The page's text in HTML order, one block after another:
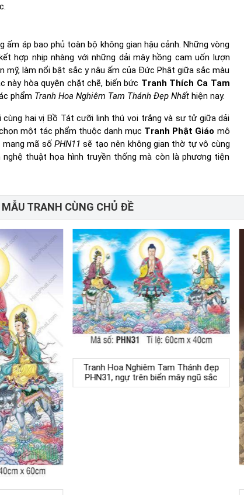
áp bao phủ toàn bộ không gian hậu cảnh. Những vòng
hợp nhịp nhàng với những dải mây hồng cam uốn lượn
mỹ, làm nổi bật sắc y nâu ấm của Đức Phật giữa sắc màu
này hòa quyện chặt chẽ, biến bức Tranh Thích Ca Tam
phẩm Tranh Hoa Nghiêm Tam Thánh Đẹp Nhấthiện nay.
hai vị Bồ Tát cưỡi linh thú voi trắng và sư tử giữa dải
một tác phẩm thuộc danh mục Tranh Phật Giáo mô
mã số PHN11 sẽ tạo nên không gian thờ tự vô cùng
thuật họa hình truyền thống mà còn là phương tiện
MẪU TRANH CÙNG CHỦ ĐỀ
Tranh Hoa Nghiêm Tam Thánh đẹp
PHN31, ngự trên biển mây ngũ sắc